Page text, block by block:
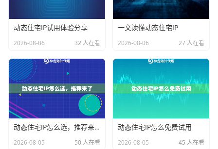
IP类型 台湾单价范围
最佳使用场景
机房固定IP 长期固定设备需求
神龙海外代理IP特别开发的 混合轮换模式，可根据任务
类型自动轮换IP类型。例如在电商比价场景中，前段搜
索使用住宅IP获取准确价格，后段下单环节切换数据中
心IP，这种组合策略可降低30%以上的使用成本。
动态住宅IP试用体验分享
2026-08-06 32 人在看
一文读懂动态住宅IP
2026-08-06 27 人在看
动态住宅IP怎么选，推荐来了
2026-08-05 50 人在看
动态住宅IP怎么免费试用
2026-08-05 45 人在看